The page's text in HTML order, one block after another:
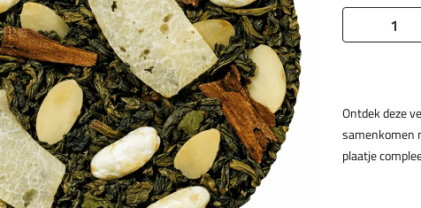
Ontdek deze
samenkomen
plaatje